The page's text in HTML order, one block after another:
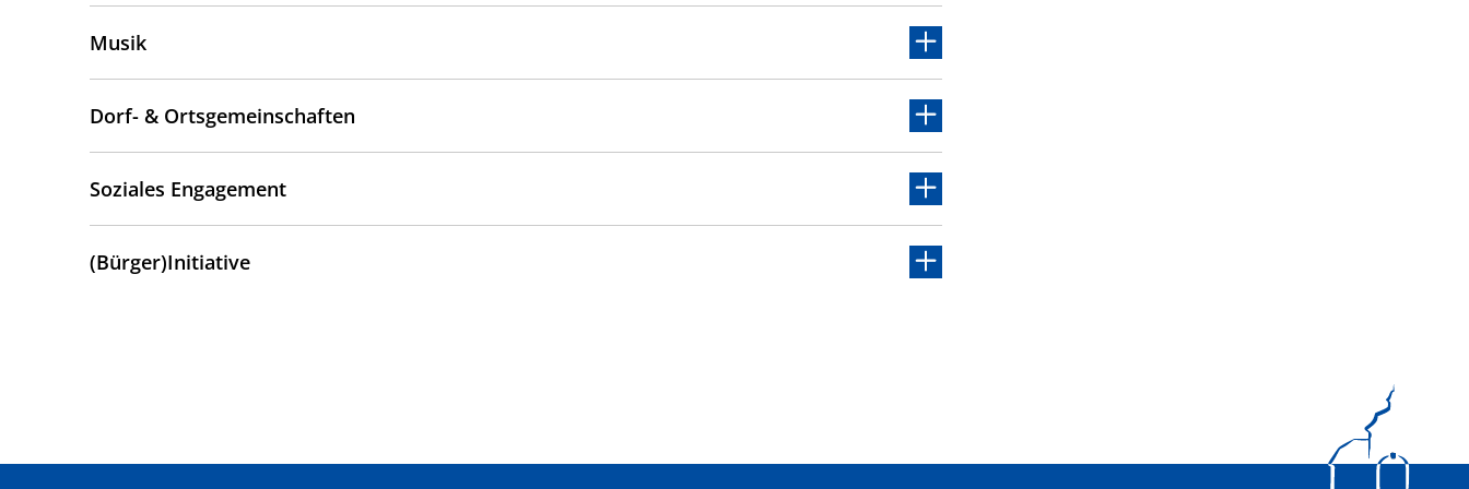
Musik
Dorf- & Ortsgemeinschaften
Soziales Engagement
(Bürger)Initiative